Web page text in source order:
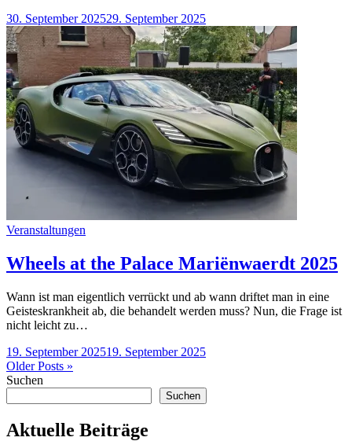
30. September 202529. September 2025
Categories
Veranstaltungen
Wheels at the Palace Mariënwaerdt 2025
Wann ist man eigentlich verrückt und ab wann driftet man in eine
Geisteskrankheit ab, die behandelt werden muss? Nun, die Frage ist
nicht leicht zu…
19. September 202519. September 2025
Beitragsnavigation
Older Posts »
Suchen
Suchen
Aktuelle Beiträge